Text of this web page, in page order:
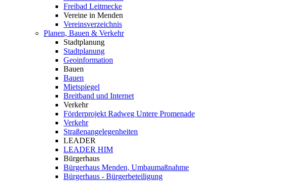
Freibad Leitmecke
Vereine in Menden
Vereinsverzeichnis
Planen, Bauen & Verkehr
Stadtplanung
Stadtplanung
Geoinformation
Bauen
Bauen
Mietspiegel
Breitband und Internet
Verkehr
Förderprojekt Radweg Untere Promenade
Verkehr
Straßenangelegenheiten
LEADER
LEADER HIM
Bürgerhaus
Bürgerhaus Menden, Umbaumaßnahme
Bürgerhaus - Bürgerbeteiligung